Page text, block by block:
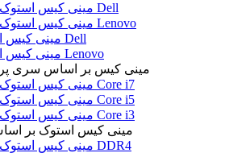
مینی کیس استوک Dell
مینی کیس استوک Lenovo
مینی کیس استوک Dell
مینی کیس استوک Lenovo
مینی کیس بر اساس سری
مینی کیس استوک Core i7
مینی کیس استوک Core i5
مینی کیس استوک Core i3
مینی کیس استوک بر
مینی کیس استوک DDR4